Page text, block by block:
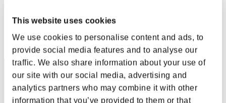
This website uses cookies
We use cookies to personalise content and ads, to
provide social media features and to analyse our
traffic. We also share information about your use of
our site with our social media, advertising and
analytics partners who may combine it with other
information that you’ve provided to them or that
Puntos:Lv:40/02'58"72
Posición
82